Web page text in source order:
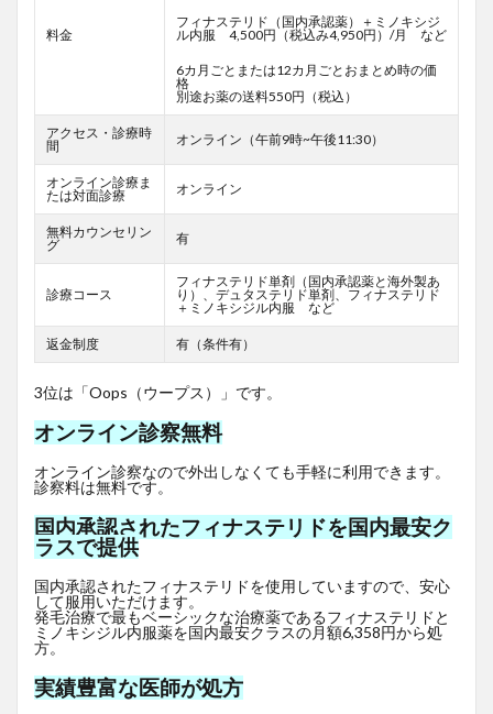
料金
フィナステリド（国内承認薬）＋ミノキシジ
ル内服 4,500円（税込み4,950円）/月 など
6カ月ごとまたは12カ月ごとおまとめ時の価
格
別途お薬の送料550円（税込）
アクセス・診療時
間
オンライン（午前9時~午後11:30）
オンライン診療ま
たは対面診療
オンライン
無料カウンセリン
グ
有
診療コース
フィナステリド単剤（国内承認薬と海外製あ
り）、デュタステリド単剤、フィナステリド
＋ミノキシジル内服 など
返金制度 有（条件有）
3位は「Oops（ウープス）」です。
オンライン診察無料
オンライン診察なので外出しなくても手軽に利用できます。
診察料は無料です。
国内承認されたフィナステリドを国内最安ク
ラスで提供
国内承認されたフィナステリドを使用していますので、安心
して服用いただけます。
発毛治療で最もベーシックな治療薬であるフィナステリドと
ミノキシジル内服薬を国内最安クラスの月額6,358円から処
方。
実績豊富な医師が処方